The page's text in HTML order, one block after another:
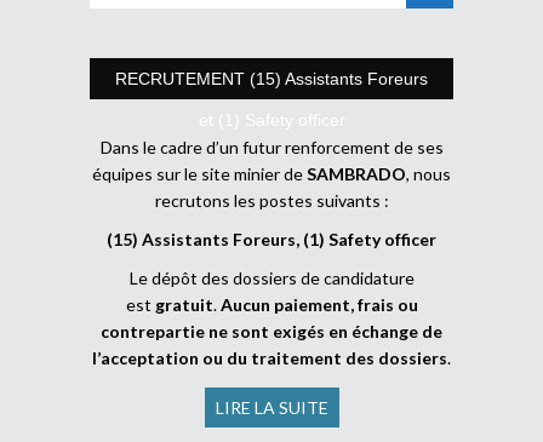
RECRUTEMENT (15) Assistants Foreurs
et (1) Safety officer
Dans le cadre d’un futur renforcement de ses
équipes sur le site minier deSAMBRADO, nous
recrutons les postes suivants :
(15) Assistants Foreurs, (1) Safety officer
Le dépôt des dossiers de candidature
est gratuit.Aucun paiement, frais ou
contrepartie ne sont exigés en échange de
l’acceptation ou du traitement des dossiers.
LIRE LA SUITE